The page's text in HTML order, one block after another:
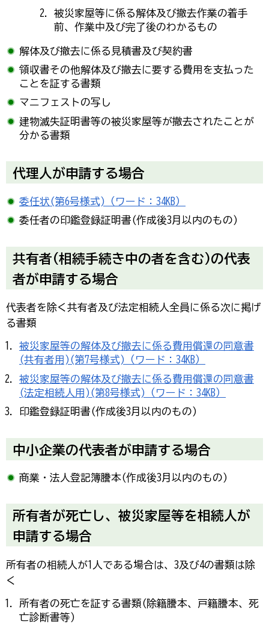
被災家屋等に係る解体及び撤去作業の着手
前、作業中及び完了後のわかるもの
解体及び撤去に係る見積書及び契約書
領収書その他解体及び撤去に要する費用を支払った
ことを証する書類
マニフェストの写し
建物滅失証明書等の被災家屋等が撤去されたことが
分かる書類
代理人が申請する場合
委任状(第6号様式)（ワード：34KB）
委任者の印鑑登録証明書(作成後3月以内のもの)
共有者(相続手続き中の者を含む)の代表
者が申請する場合
代表者を除く共有者及び法定相続人全員に係る次に掲げ
る書類
被災家屋等の解体及び撤去に係る費用償還の同意書
(共有者用)(第7号様式)（ワード：34KB）
被災家屋等の解体及び撤去に係る費用償還の同意書
(法定相続人用)(第8号様式)（ワード：34KB）
印鑑登録証明書(作成後3月以内のもの)
中小企業の代表者が申請する場合
商業・法人登記簿謄本(作成後3月以内のもの)
所有者が死亡し、被災家屋等を相続人が
申請する場合
所有者の相続人が1人である場合は、3及び4の書類は除
く
所有者の死亡を証する書類(除籍謄本、戸籍謄本、死
亡診断書等)